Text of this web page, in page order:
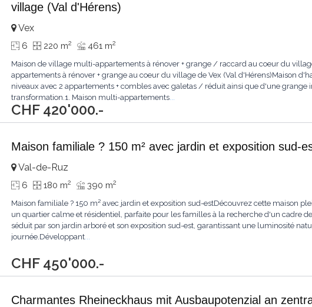
village (Val d'Hérens)
CHF 420'000.-
Vex
6 220 m2 461 m2
Maison de village multi-appartements à rénover + grange / raccard au coeur du
appartements à rénover + grange au coeur du village de Vex (Val d'Hérens)Maison
niveaux avec 2 appartements + combles avec galetas / réduit ainsi que d'une grange
transformation.1. Maison multi-appartements...
Maison familiale ? 150 m² avec jardin et exposition sud-
CHF 450'000.-
Val-de-Ruz
6 180 m2 390 m2
Maison familiale ? 150 m² avec jardin et exposition sud-estDécouvrez cette maison
un quartier calme et résidentiel, parfaite pour les familles à la recherche d'un cadre
séduit par son jardin arboré et son exposition sud-est, garantissant une luminosité
journée.Développant...
Charmantes Rheineckhaus mit Ausbaupotenzial an